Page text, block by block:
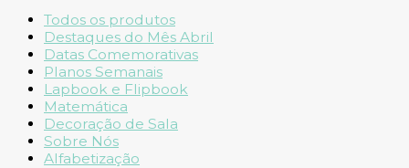
Todos os produtos
Destaques do Mês Abril
Datas Comemorativas
Planos Semanais
Lapbook e Flipbook
Matemática
Decoração de Sala
Sobre Nós
Alfabetização